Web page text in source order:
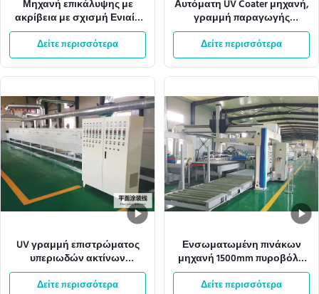
Μηχανή επικάλυψης με
ακρίβεια με σχισμή Ενιαίο
βάρος επικάλυψης
Ρυθμίσιμο πεδίο
Δείτε περισσότερα
Αυτόματη UV Coater μηχανή,
γραμμή παραγωγής
χρωμάτων ψεκασμού
W1300mm
Δείτε περισσότερα
UV γραμμή επιστρώματος
υπεριωδών ακτίνων
μηχανών βερνικιών ISO9001
L10000mm
Δείτε περισσότερα
Ενσωματωμένη πινάκων
μηχανή 1500mm πυροβόλο
όπλο ψεκασμού 380VAC
επιστρώματος γραμμών UV
Δείτε περισσότερα